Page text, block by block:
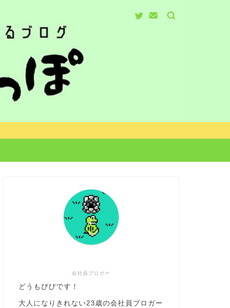
会社員ブロガー
どうもびびです！
大人になりきれない23歳の会社員ブロガー